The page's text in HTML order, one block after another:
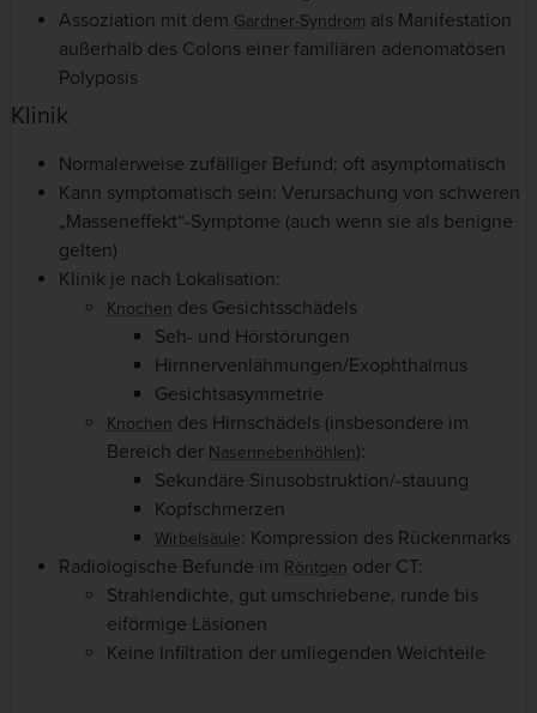
Assoziation mit dem Gardner-Syndrom als Manifestation
außerhalb des Colons einer familiären adenomatösen
Polyposis
Klinik
Normalerweise zufälliger Befund; oft asymptomatisch
Kann symptomatisch sein: Verursachung von schweren
„Masseneffekt“-Symptome (auch wenn sie als benigne
gelten)
Klinik je nach Lokalisation:
Knochen des Gesichtsschädels
Seh- und Hörstörungen
Hirnnervenlähmungen/Exophthalmus
Gesichtsasymmetrie
Knochen des Hirnschädels (insbesondere im
Bereich der Nasennebenhöhlen):
Sekundäre Sinusobstruktion/-stauung
Kopfschmerzen
Wirbelsäule: Kompression des Rückenmarks
Radiologische Befunde im Röntgen oder CT:
Strahlendichte, gut umschriebene, runde bis
eiförmige Läsionen
Keine Infiltration der umliegenden Weichteile